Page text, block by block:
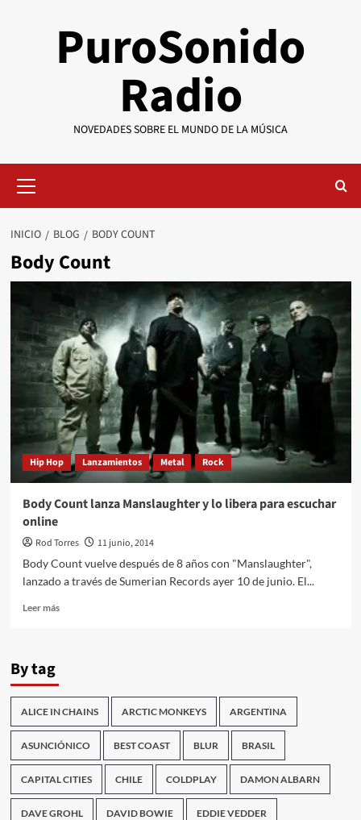
PuroSonido
Radio
NOVEDADES SOBRE EL MUNDO DE LA MÚSICA
primario
INICIO BLOG BODY COUNT
Body Count
Hip Hop Lanzamientos Metal Rock
Body Count lanza Manslaughter y lo libera para escuchar
online
Rod Torres
11 junio, 2014
Body Count vuelve después de 8 años con "Manslaughter",
lanzado a través de Sumerian Records ayer 10 de junio. El...
Leer másLeer
lanza
Manslaughter
y
lo
libera
para
escuchar
By tag
ALICE IN CHAINS ARCTIC MONKEYS ARGENTINA
ASUNCIÓNICO BEST COAST BLUR BRASIL
CAPITAL CITIES CHILE COLDPLAY DAMON ALBARN
DAVE GROHL DAVID BOWIE EDDIE VEDDER